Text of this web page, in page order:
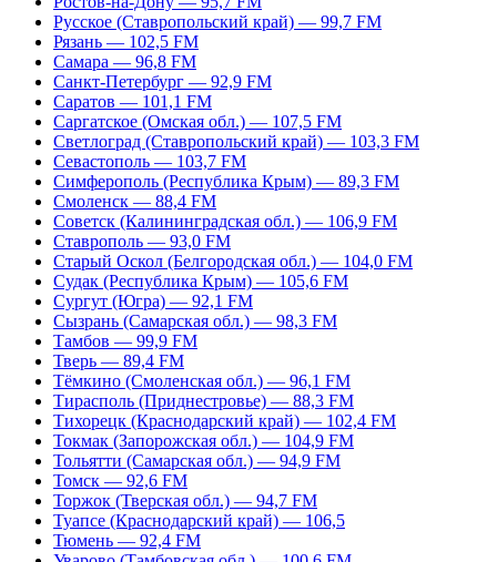
Русское (Ставропольский край) — 99,7 FM
Рязань — 102,5 FM
Самара — 96,8 FM
Санкт-Петербург — 92,9 FM
Саратов — 101,1 FM
Саргатское (Омская обл.) — 107,5 FM
Светлоград (Ставропольский край) — 103,3 FM
Севастополь — 103,7 FM
Симферополь (Республика Крым) — 89,3 FM
Смоленск — 88,4 FM
Советск (Калининградская обл.) — 106,9 FM
Ставрополь — 93,0 FM
Старый Оскол (Белгородская обл.) — 104,0 FM
Судак (Республика Крым) — 105,6 FM
Сургут (Югра) — 92,1 FM
Сызрань (Самарская обл.) — 98,3 FM
Тамбов — 99,9 FM
Тверь — 89,4 FM
Тёмкино (Смоленская обл.) — 96,1 FM
Тирасполь (Приднестровье) — 88,3 FM
Тихорецк (Краснодарский край) — 102,4 FM
Токмак (Запорожская обл.) — 104,9 FM
Тольятти (Самарская обл.) — 94,9 FM
Томск — 92,6 FM
Торжок (Тверская обл.) — 94,7 FM
Туапсе (Краснодарский край) — 106,5
Тюмень — 92,4 FM